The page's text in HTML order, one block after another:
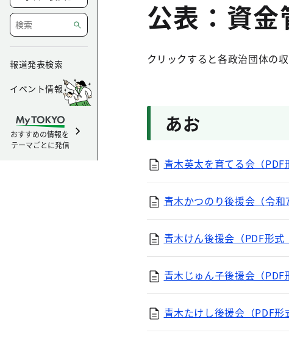
報道発表検索
イベント情報
おすすめの情報を
テーマごとに発信
公表：資金
クリックすると各政治団体の
あお
青木英太を育てる会（PDF
青木かつのり後援会（令和
青木けん後援会（PDF形式
青木じゅん子後援会（PDF
青木たけし後援会（PDF形